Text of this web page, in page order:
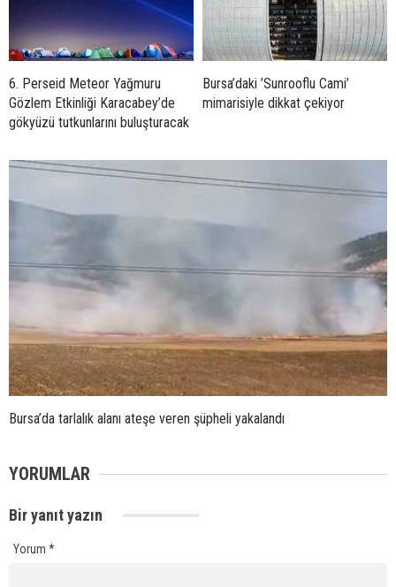
6. Perseid Meteor Yağmuru
Gözlem Etkinliği Karacabey’de
gökyüzü tutkunlarını buluşturacak
Bursa’daki ’Sunrooflu Cami’
mimarisiyle dikkat çekiyor
Bursa’da tarlalık alanı ateşe veren şüpheli yakalandı
YORUMLAR
Bir yanıt yazın
Yorum *